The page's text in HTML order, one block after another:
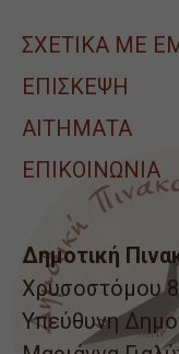
ΣΧΕΤΙΚΑ ΜΕ
ΕΠΙΣΚΕΨΗ
ΑΙΤΉΜΑΤΑ
ΕΠΙΚΟΙΝΩΝΙΑ
Δημοτική
Χρυσοστόμου
Υπεύθυνη